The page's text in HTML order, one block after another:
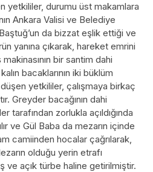
yetkililer, durumu üst makamlara
Ankara Valisi ve Belediye
da bizzat eşlik ettiği ve
yanına çıkarak, hareket emrini
bir santim dahi
bacaklarının iki büklüm
yetkililer, çalışmaya birkaç
Greyder bacağının dahi
tarafından zorlukla açıldığında
ve Gül Baba da mezarın içinde
camiinden hocalar çağrılarak,
olduğu yerin etrafı
ve açık türbe haline getirilmiştir.